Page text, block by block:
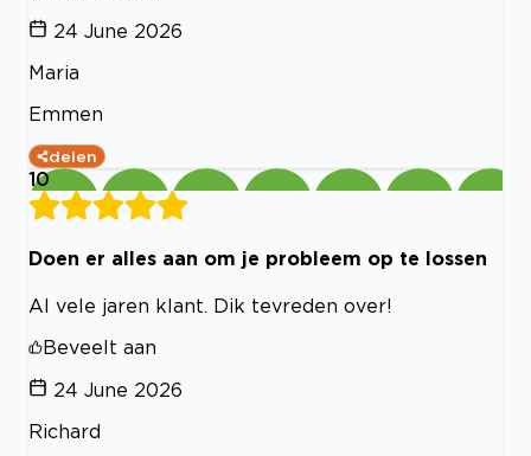
24 June 2026
Maria
Emmen
delen
10
Doen er alles aan om je probleem op te lossen
Al vele jaren klant. Dik tevreden over!
Beveelt aan
24 June 2026
Richard